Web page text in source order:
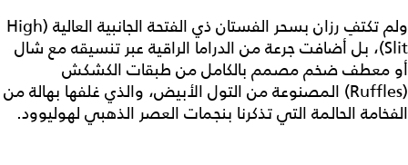
ولم تكتفِ رزان بسحر الفستان ذي الفتحة الجانبية العالية (High
Slit)، بل أضافت جرعة من الدراما الراقية عبر تنسيقه مع شال
أو معطف ضخم مصمم بالكامل من طبقات الكشكش
(Ruffles) المصنوعة من التول الأبيض، والذي غلفها بهالة من
الفخامة الحالمة التي تذكرنا بنجمات العصر الذهبي لهوليوود.